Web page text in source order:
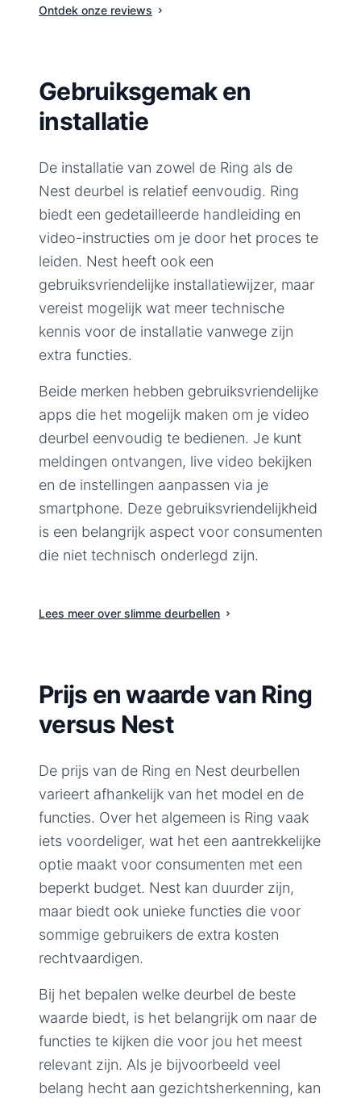
Ontdek onze reviews
Gebruiksgemak en
installatie
De installatie van zowel de Ring als de
Nest deurbel is relatief eenvoudig. Ring
biedt een gedetailleerde handleiding en
video-instructies om je door het proces te
leiden. Nest heeft ook een
gebruiksvriendelijke installatiewijzer, maar
vereist mogelijk wat meer technische
kennis voor de installatie vanwege zijn
extra functies.
Beide merken hebben gebruiksvriendelijke
apps die het mogelijk maken om je video
deurbel eenvoudig te bedienen. Je kunt
meldingen ontvangen, live video bekijken
en de instellingen aanpassen via je
smartphone. Deze gebruiksvriendelijkheid
is een belangrijk aspect voor consumenten
die niet technisch onderlegd zijn.
Lees meer over slimme deurbellen
Prijs en waarde van Ring
versus Nest
De prijs van de Ring en Nest deurbellen
varieert afhankelijk van het model en de
functies. Over het algemeen is Ring vaak
iets voordeliger, wat het een aantrekkelijke
optie maakt voor consumenten met een
beperkt budget. Nest kan duurder zijn,
maar biedt ook unieke functies die voor
sommige gebruikers de extra kosten
rechtvaardigen.
Bij het bepalen welke deurbel de beste
waarde biedt, is het belangrijk om naar de
functies te kijken die voor jou het meest
relevant zijn. Als je bijvoorbeeld veel
belang hecht aan gezichtsherkenning, kan